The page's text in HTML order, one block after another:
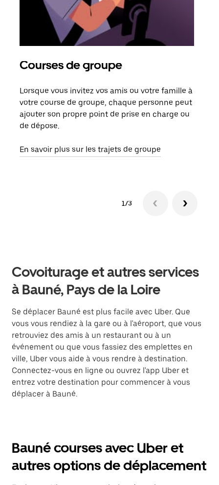
Courses de groupe
Lorsque vous invitez vos amis ou votre famille à
votre course de groupe, chaque personne peut
ajouter son propre point de prise en charge ou
de dépose.
En savoir plus sur les trajets de groupe
1/3
Covoiturage et autres services
à Bauné, Pays de la Loire
Se déplacer Bauné est plus facile avec Uber. Que
vous vous rendiez à la gare ou à l'aéroport, que vous
retrouviez des amis à un restaurant ou à un
événement ou que vous fassiez des emplettes en
ville, Uber vous aide à vous rendre à destination.
Connectez-vous en ligne ou ouvrez l'app Uber et
entrez votre destination pour commencer à vous
déplacer à Bauné.
Bauné courses avec Uber et
autres options de déplacement